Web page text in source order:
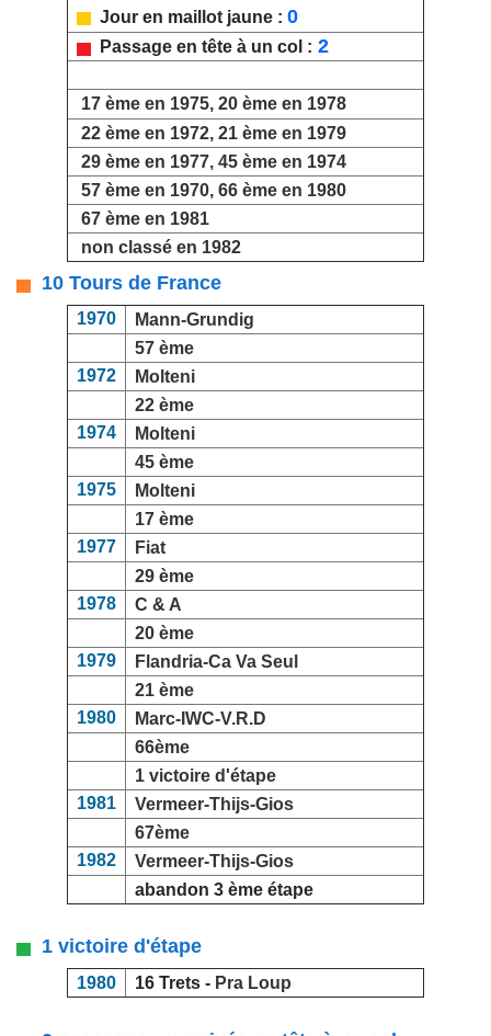
Jour en maillot jaune : 0
Passage en tête à un col : 2
17 ème en 1975, 20 ème en 1978
22 ème en 1972, 21 ème en 1979
29 ème en 1977, 45 ème en 1974
57 ème en 1970, 66 ème en 1980
67 ème en 1981
non classé en 1982
10 Tours de France
1970
Mann-Grundig
57 ème
1972
Molteni
22 ème
1974
Molteni
45 ème
1975
Molteni
17 ème
1977
Fiat
29 ème
1978
C & A
20 ème
1979
Flandria-Ca Va Seul
21 ème
1980
Marc-IWC-V.R.D
66ème
1 victoire d'étape
1981
Vermeer-Thijs-Gios
67ème
1982
Vermeer-Thijs-Gios
abandon 3 ème étape
1 victoire d'étape
1980 16 Trets - Pra Loup